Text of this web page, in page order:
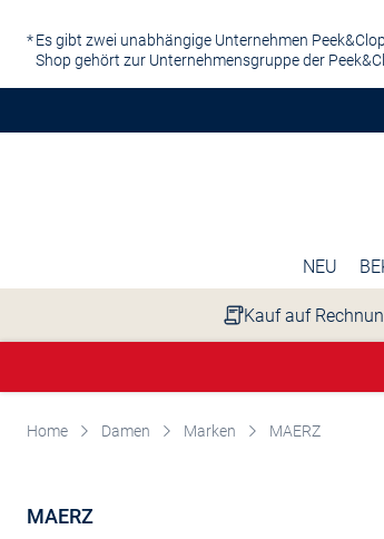
Es gibt zwei unabhängige Unternehmen
Shop gehört zur Unternehmensgruppe der
NEU
Kauf auf
Home Damen Marken MAERZ
MAERZ